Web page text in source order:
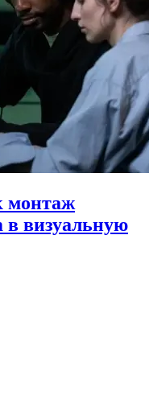
монтаж
в визуальную